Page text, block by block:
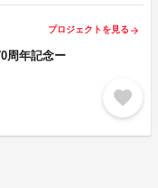
プロジェクトを見る arrow_forward
周年記念ー
favorite